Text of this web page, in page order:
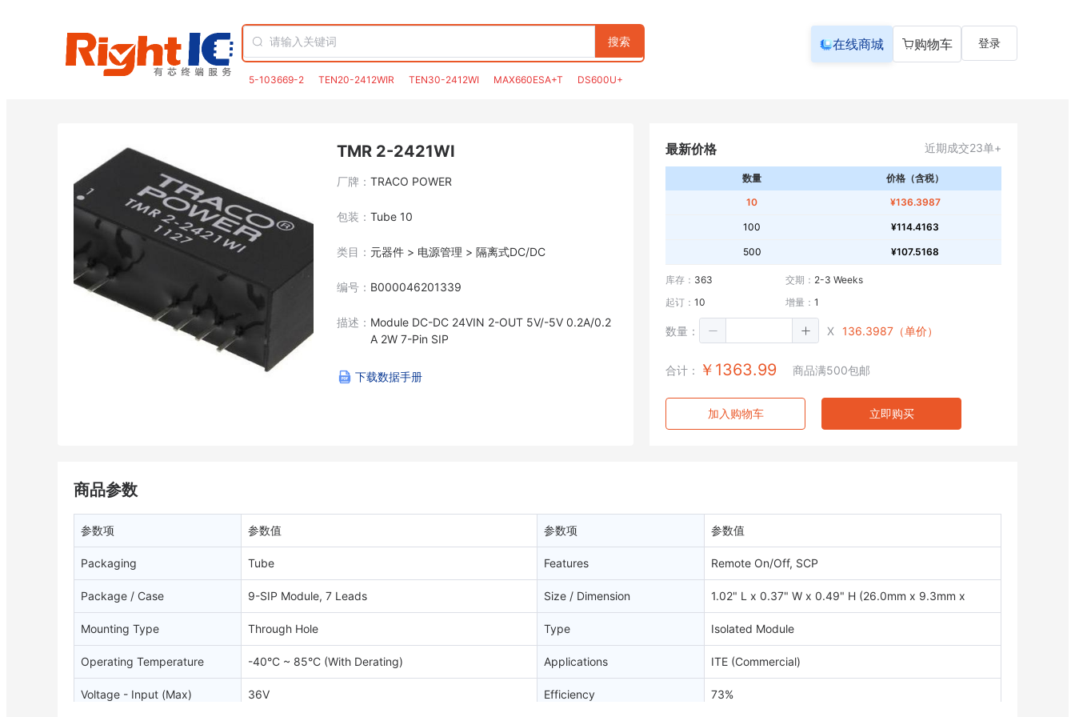
搜索
5-103669-2 TEN20-2412WIR TEN30-2412WI MAX660ESA+T DS600U+
在线商城 购物车 登录
TMR 2-2421WI
厂牌： TRACO POWER
包装： Tube 10
类目： 元器件 > 电源管理 > 隔离式DC/DC
编号： B000046201339
描述： Module DC-DC 24VIN 2-OUT 5V/-5V 0.2A/0.2
A 2W 7-Pin SIP
下载数据手册
最新价格 近期成交23单+
数量
价格（含税）
10
¥136.3987
100 ¥114.4163
500 ¥107.5168
库存： 363 交期： 2-3 Weeks
起订： 10 增量： 1
数量： X 136.3987（单价）
合计： ￥1363.99 商品满500包邮
加入购物车 立即购买
商品参数
参数项 参数值 参数项 参数值
Packaging Tube Features Remote On/Off, SCP
Package / Case 9-SIP Module, 7 Leads Size / Dimension 1.02" L x 0.37" W x 0.49" H (26.0mm x 9.3mm x
12.5mm)
Mounting Type Through Hole Type Isolated Module
Operating Temperature -40°C ~ 85°C (With Derating) Applications ITE (Commercial)
Voltage - Input (Max) 36V Efficiency 73%